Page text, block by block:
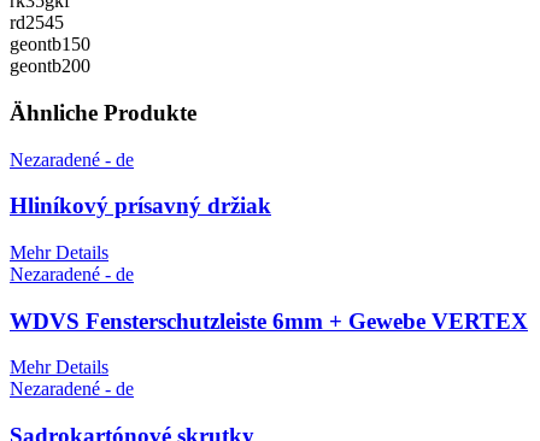
rd2545
geontb150
geontb200
Ähnliche Produkte
Nezaradené - de
Hliníkový prísavný držiak
Mehr Details
Nezaradené - de
WDVS Fensterschutzleiste 6mm + Gewebe VERTEX
Mehr Details
Nezaradené - de
Sadrokartónové skrutky